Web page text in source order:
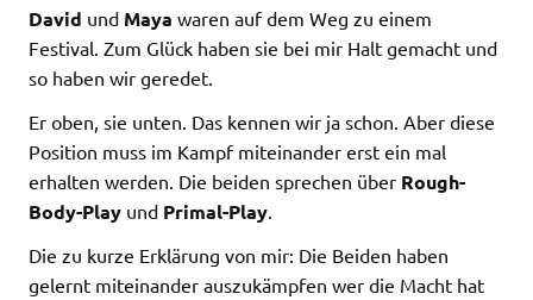
David und Maya waren auf dem Weg zu einem
Festival. Zum Glück haben sie bei mir Halt gemacht und
so haben wir geredet.
Er oben, sie unten. Das kennen wir ja schon. Aber diese
Position muss im Kampf miteinander erst ein mal
erhalten werden. Die beiden sprechen über Rough-
Body-Play und Primal-Play
Die zu kurze Erklärung von mir: Die Beiden haben
gelernt miteinander auszukämpfen wer die Macht hat